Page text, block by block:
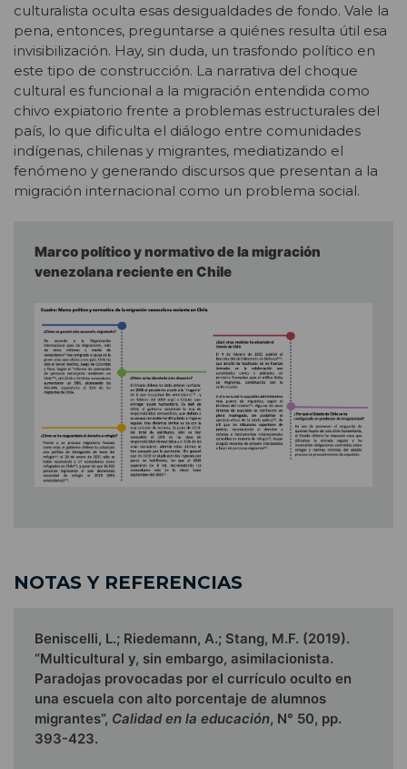
culturalista oculta esas desigualdades de fondo. Vale la
pena, entonces, preguntarse a quiénes resulta útil esa
invisibilización. Hay, sin duda, un trasfondo político en
este tipo de construcción. La narrativa del choque
cultural es funcional a la migración entendida como
chivo expiatorio frente a problemas estructurales del
país, lo que dificulta el diálogo entre comunidades
indígenas, chilenas y migrantes, mediatizando el
fenómeno y generando discursos que presentan a la
migración internacional como un problema social.
Marco político y normativo de la migración
venezolana reciente en Chile
NOTAS Y REFERENCIAS
Beniscelli, L.; Riedemann, A.; Stang, M.F. (2019).
“Multicultural y, sin embargo, asimilacionista.
Paradojas provocadas por el currículo oculto en
una escuela con alto porcentaje de alumnos
migrantes”, Calidad en la educación, N° 50, pp.
393-423.